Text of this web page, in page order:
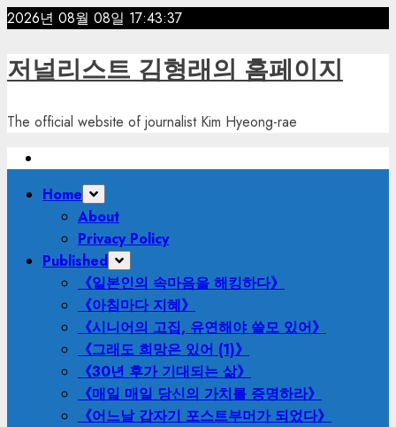
Skip
content
2026년 08월 08일 17:43:39
저널리스트 김형래의 홈페이지
The official website of journalist Kim Hyeong-rae
PrimaryHome
About
Privacy Policy
Published
《일본인의 속마음을 해킹하다》
《아침마다 지혜》
《시니어의 고집, 유연해야 쓸모 있어》
《그래도 희망은 있어 (1)》
《30년 후가 기대되는 삶》
《매일 매일 당신의 가치를 증명하라》
《어느날 갑자기 포스트부머가 되었다》